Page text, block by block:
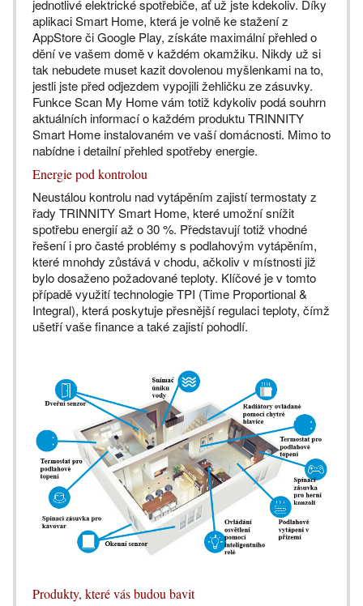
jednotlivé elektrické spotřebiče, ať už jste kdekoliv. Díky
aplikaci Smart Home, která je volně ke stažení z
AppStore či Google Play, získáte maximální přehled o
dění ve vašem domě v každém okamžiku. Nikdy už si
tak nebudete muset kazit dovolenou myšlenkami na to,
jestli jste před odjezdem vypojili žehličku ze zásuvky.
Funkce Scan My Home vám totiž kdykoliv podá souhrn
aktuálních informací o každém produktu TRINNITY
Smart Home instalovaném ve vaší domácnosti. Mimo to
nabídne i detailní přehled spotřeby energie.
Energie pod kontrolou
Neustálou kontrolu nad vytápěním zajistí termostaty z
řady TRINNITY Smart Home, které umožní snížit
spotřebu energií až o 30 %. Představují totiž vhodné
řešení i pro časté problémy s podlahovým vytápěním,
které mnohdy zůstává v chodu, ačkoliv v místnosti již
bylo dosaženo požadované teploty. Klíčové je v tomto
případě využití technologie TPI (Time Proportional &
Integral), která poskytuje přesnější regulaci teploty, čímž
ušetří vaše finance a také zajistí pohodlí.
Produkty, které vás budou bavit